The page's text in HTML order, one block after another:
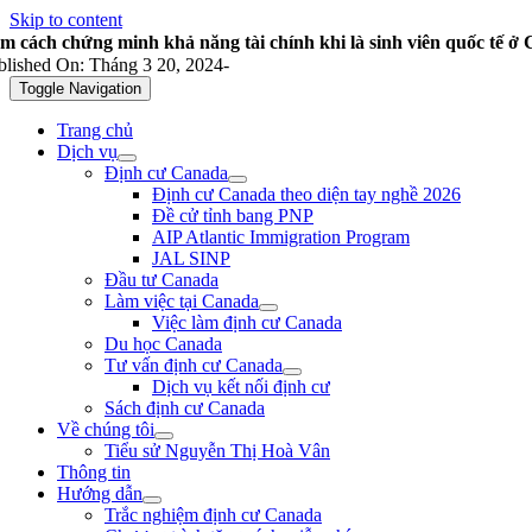
Skip to content
Toggle Navigation
Trang chủ
Dịch vụ
Định cư Canada
Định cư Canada theo diện tay nghề 2026
Đề cử tỉnh bang PNP
AIP Atlantic Immigration Program
JAL SINP
Đầu tư Canada
Làm việc tại Canada
Việc làm định cư Canada
Du học Canada
Tư vấn định cư Canada
Dịch vụ kết nối định cư
Sách định cư Canada
Về chúng tôi
Tiểu sử Nguyễn Thị Hoà Vân
Thông tin
Hướng dẫn
Trắc nghiệm định cư Canada
cách chứng minh khả năng tài chính khi là sinh viên quốc tế ở
On: Tháng 3 20, 2024-